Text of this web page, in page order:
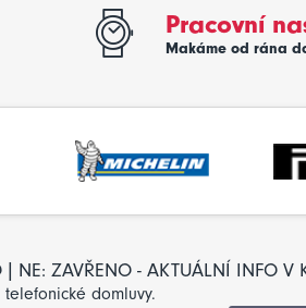
Pracovní
Makáme od rána
ZAVŘENO - AKTUÁLNÍ INFO V
domluvy.